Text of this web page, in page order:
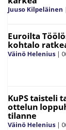
Juuso Kilpeläinen
Euroilta
kohtalo
Väinö Helenius |
KuPS taisteli
ottelun
tilanne
Väinö Helenius |